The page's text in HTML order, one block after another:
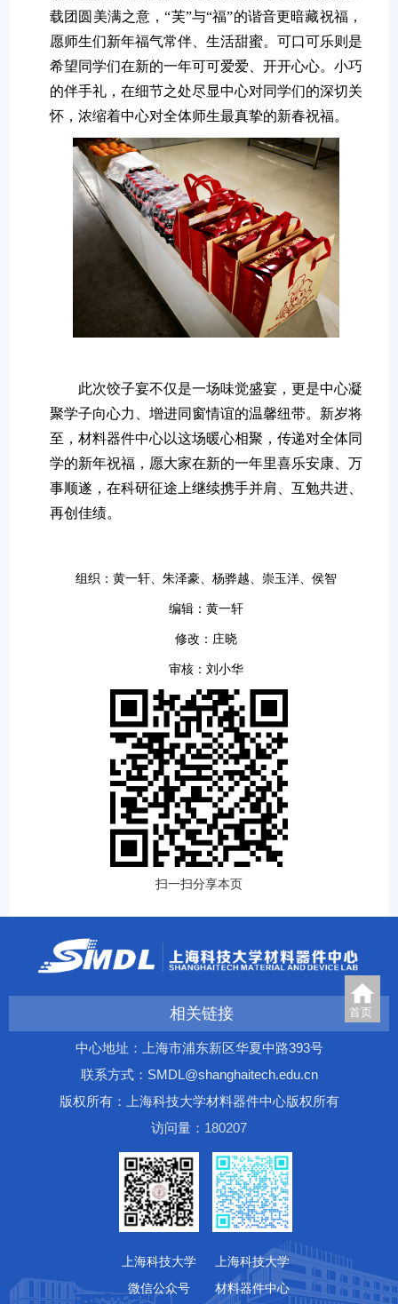
载团圆美满之意，“芙”与“福”的谐音更暗藏祝福，
愿师生们新年福气常伴、生活甜蜜。可口可乐则是
希望同学们在新的一年可可爱爱、开开心心。小巧
的伴手礼，在细节之处尽显中心对同学们的深切关
怀，浓缩着中心对全体师生最真挚的新春祝福。
此次饺子宴不仅是一场味觉盛宴，更是中心凝
聚学子向心力、增进同窗情谊的温馨纽带。新岁将
至，材料器件中心以这场暖心相聚，传递对全体同
学的新年祝福，愿大家在新的一年里喜乐安康、万
事顺遂，在科研征途上继续携手并肩、互勉共进、
再创佳绩。
组织：黄一轩、朱泽豪、杨骅越、崇玉洋、侯智
编辑：黄一轩
修改：庄晓
审核：刘小华
扫一扫分享本页
相关链接
中心地址：上海市浦东新区华夏中路393号
联系方式：SMDL@shanghaitech.edu.cn
版权所有：上海科技大学材料器件中心版权所有
访问量： 180207
上海科技大学
微信公众号
上海科技大学
材料器件中心
首页